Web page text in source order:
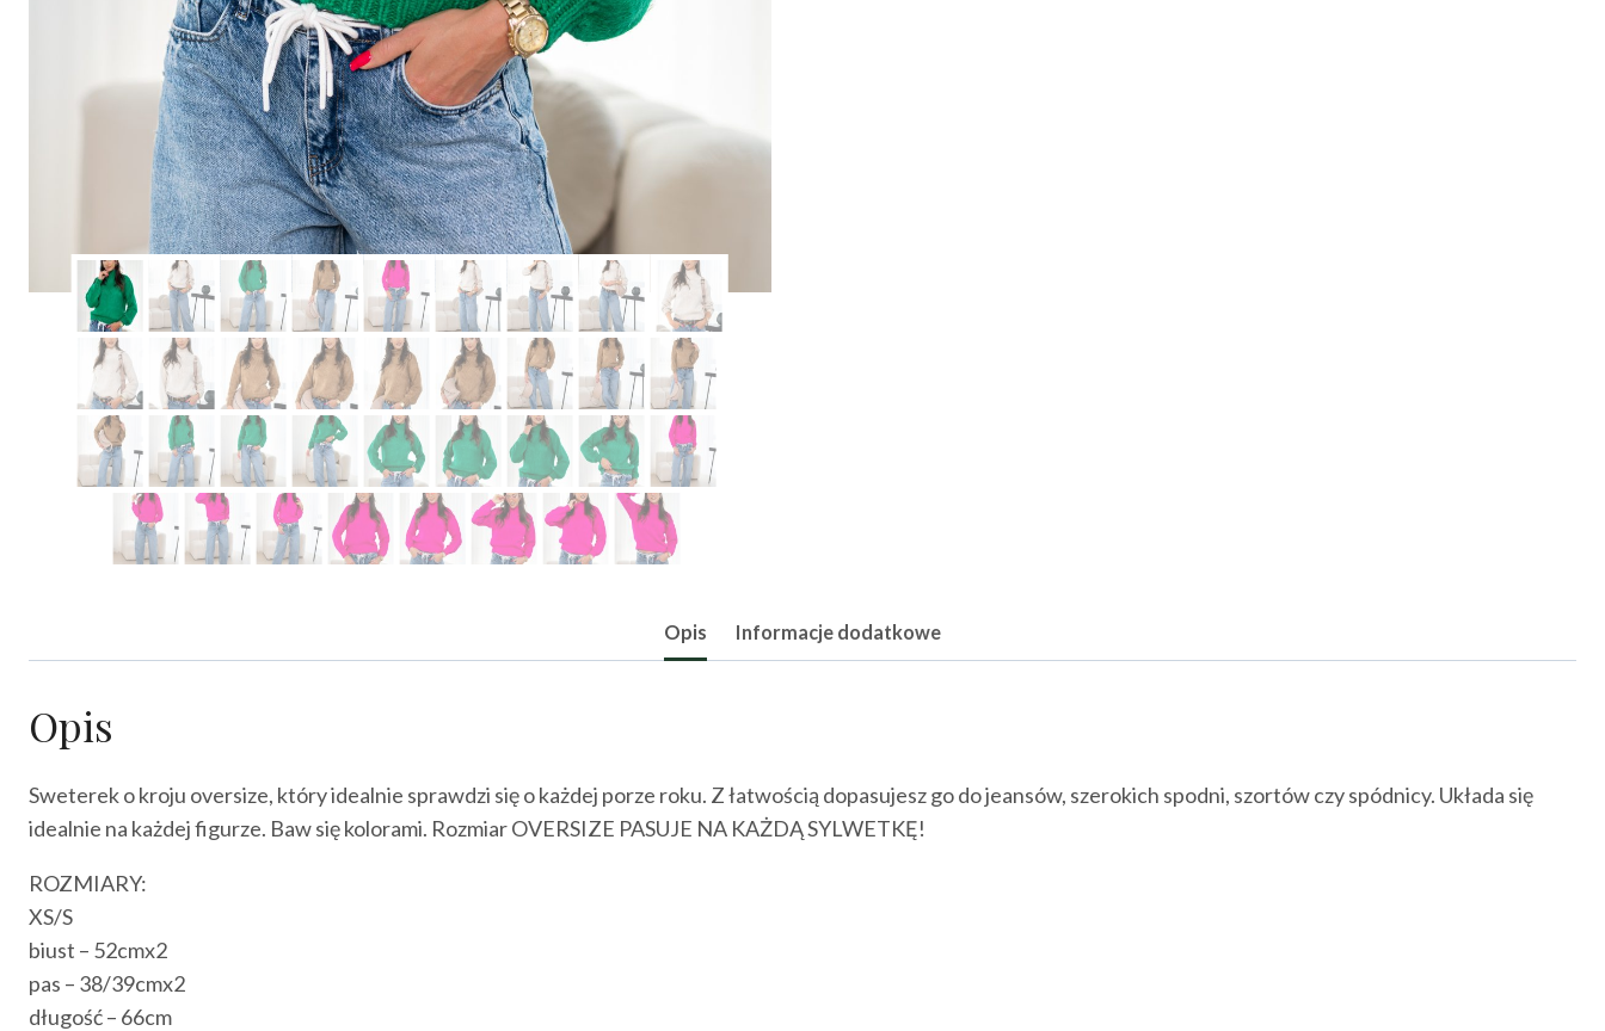
Opis Informacje dodatkowe
Opis
Sweterek o kroju oversize, który idealnie sprawdzi się o każdej porze roku. Z łatwością dopasujesz go do jeansów, szerokich spodni, szortów czy spódnicy. Układa się
idealnie na każdej figurze. Baw się kolorami. Rozmiar OVERSIZE PASUJE NA KAŻDĄ SYLWETKĘ!
ROZMIARY:
XS/S
biust – 52cmx2
pas – 38/39cmx2
długość – 66cm